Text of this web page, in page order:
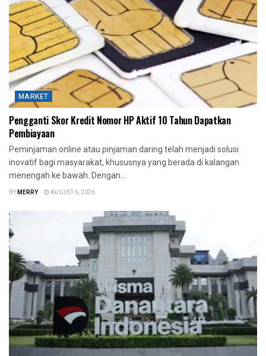
MARKET
Pengganti Skor Kredit Nomor HP Aktif 10 Tahun Dapatkan
Pembiayaan
Peminjaman online atau pinjaman daring telah menjadi solusi
inovatif bagi masyarakat, khususnya yang berada di kalangan
menengah ke bawah. Dengan...
BYMERRY AUGUST 6, 2026